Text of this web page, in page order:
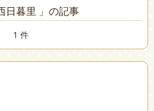
日暮里 」の記事
1 件